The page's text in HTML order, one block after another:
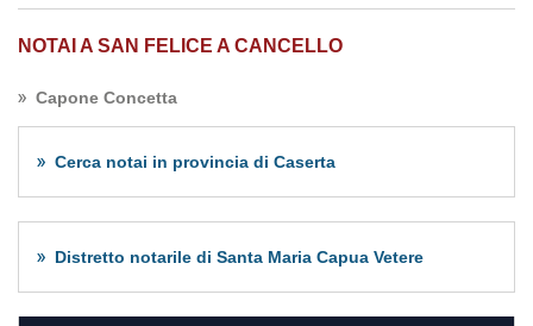
NOTAI A SAN FELICE A CANCELLO
Capone Concetta
Cerca notai in provincia di Caserta
Distretto notarile di Santa Maria Capua Vetere